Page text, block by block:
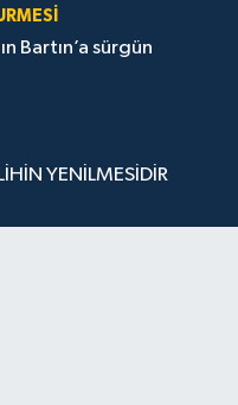
Bartın’a sürgün
YENİLMESİDİR